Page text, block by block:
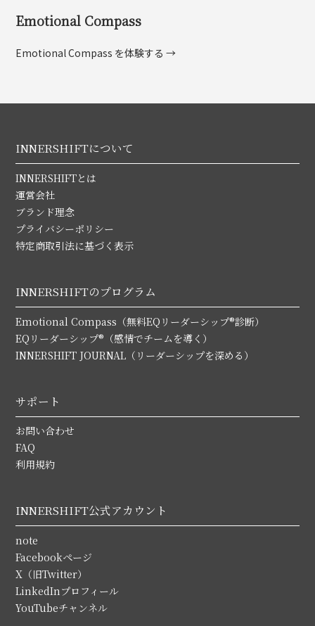
Emotional Compass
Emotional Compass を体験する →
INNERSHIFTについて
INNERSHIFTとは
運営会社
ブランド理念
プライバシーポリシー
特定商取引法に基づく表示
INNERSHIFTのプログラム
Emotional Compass（無料EQリーダーシップ®診断）
EQリーダーシップ®（感情でチームを導く）
INNERSHIFT JOURNAL（リーダーシップを深める）
サポート
お問い合わせ
FAQ
利用規約
INNERSHIFT公式アカウント
note
Facebookページ
X（旧Twitter）
LinkedInプロフィール
YouTubeチャンネル